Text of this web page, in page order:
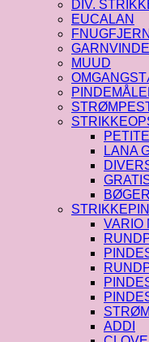
DIV.
EUCALAN
MUUD
LANA
BØGER
VARIO
ADDI